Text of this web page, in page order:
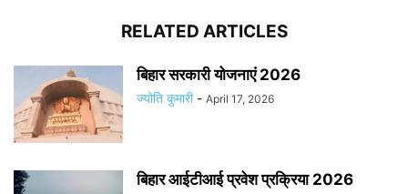
RELATED ARTICLES
बिहार सरकारी योजनाएं 2026
ज्योति कुमारी - April 17, 2026
बिहार आईटीआई प्रवेश प्रक्रिया 2026